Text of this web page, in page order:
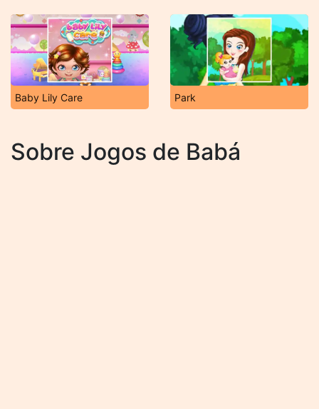
Baby Lily Care Park
Sobre Jogos de Babá